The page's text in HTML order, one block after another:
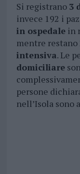
Si registrano 3
invece 192 i
in ospedalein
mentre restano
intensiva. Le
domiciliare
persone
nell’Isola sono